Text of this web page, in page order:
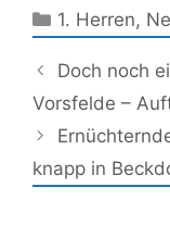
Kategorien
1. Herren,
Doch noch
Vorsfelde –
knapp in